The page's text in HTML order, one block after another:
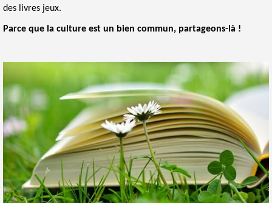
des livres jeux.​​
Parce que la culture est un bien commun, partageons-là !